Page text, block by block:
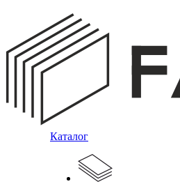
Каталог